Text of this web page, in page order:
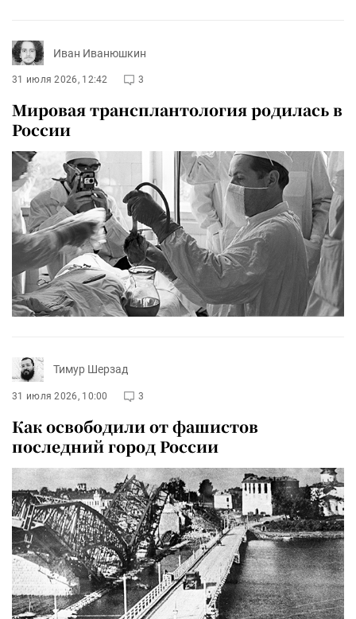
Иван Иванюшкин
31 июля 2026, 12:42 3
Мировая трансплантология родилась в
России
Тимур Шерзад
31 июля 2026, 10:00 3
Как освободили от фашистов
последний город России